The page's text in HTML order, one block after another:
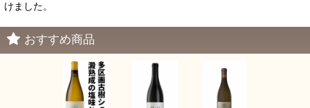
けました。
おすすめ商品